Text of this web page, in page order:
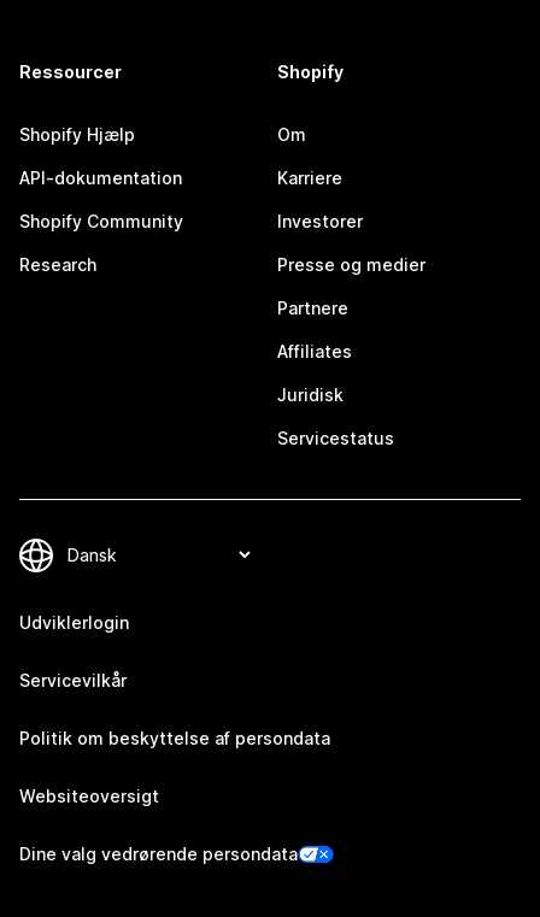
Ressourcer
Shopify Hjælp
API-dokumentation
Shopify Community
Research
Shopify
Om
Karriere
Investorer
Presse og medier
Partnere
Affiliates
Juridisk
Servicestatus
Udviklerlogin
Servicevilkår
Politik om beskyttelse af persondata
Websiteoversigt
Dine valg vedrørende persondata